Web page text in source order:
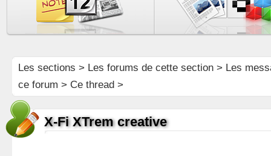
Les sections > Les forums de cette section> Les
ce forum > Ce thread >
X-Fi XTrem creative